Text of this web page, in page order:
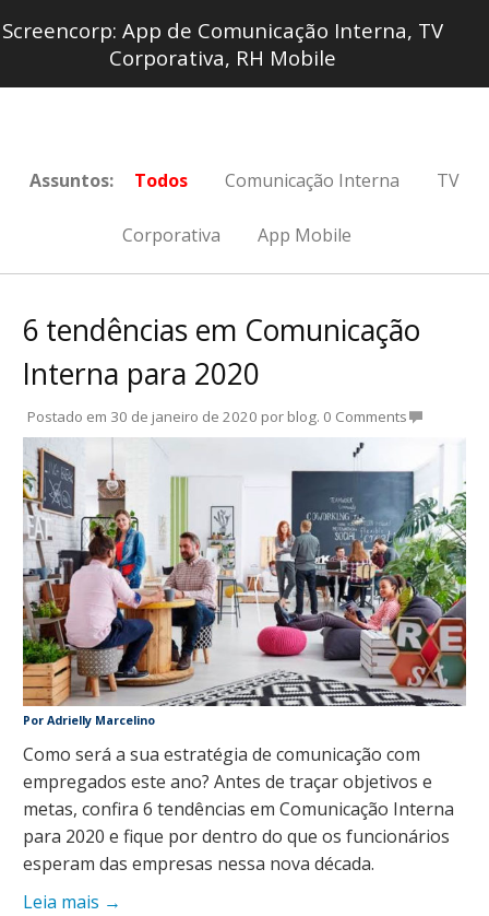
Screencorp: App de Comunicação Interna, TV
Corporativa, RH Mobile
Assuntos: Todos Comunicação Interna TV
Corporativa App Mobile
6 tendências em Comunicação
Interna para 2020
Postado em 30 de janeiro de 2020 por blog. 0 Comments
Por Adrielly Marcelino
Como será a sua estratégia de comunicação com
empregados este ano? Antes de traçar objetivos e
metas, confira 6 tendências em Comunicação Interna
para 2020 e fique por dentro do que os funcionários
esperam das empresas nessa nova década.
Leia mais →